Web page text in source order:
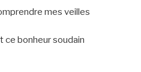
mes veilles
ce bonheur soudain